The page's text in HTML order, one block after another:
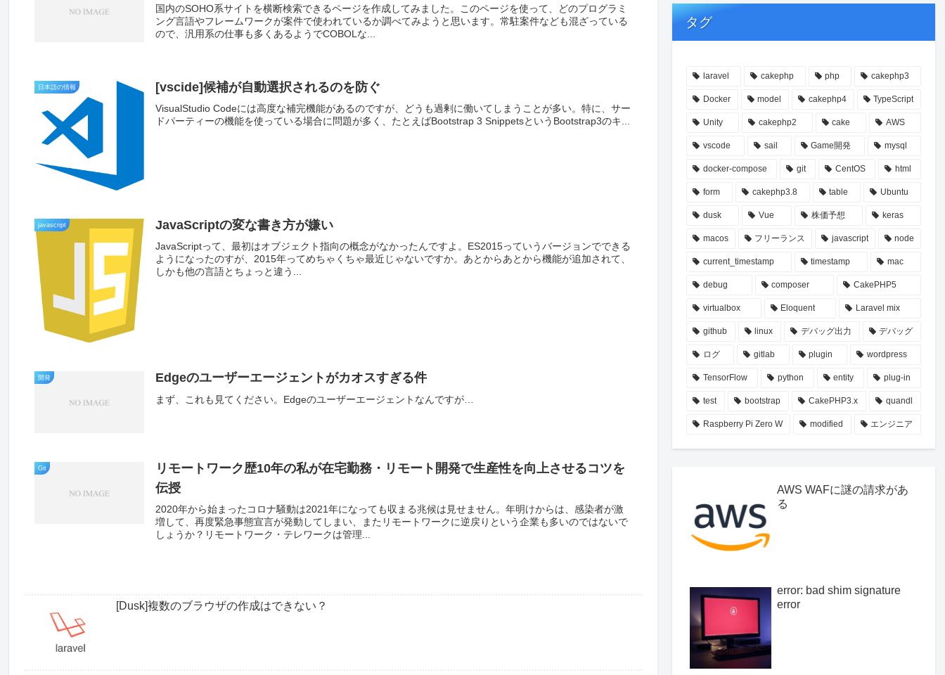
国内のSOHO系サイトを横断検索できるページを作成してみました。このページを使って、どのプログラミ
ング言語やフレームワークが案件で使われているか調べてみようと思います。常駐案件なども混ざっている
ので、汎用系の仕事も多くあるようでCOBOLな...
日本語の情報 [vscide]候補が自動選択されるのを防ぐ
VisualStudio Codeには高度な補完機能があるのですが、どうも過剰に働いてしまうことが多い。特に、サー
ドパーティーの機能を使っている場合に問題が多く、たとえばBootstrap 3 SnippetsというBootstrap3のキ...
javascript JavaScriptの変な書き方が嫌い
JavaScriptって、最初はオブジェクト指向の概念がなかったんですよ。ES2015っていうバージョンでできる
ようになったのすが、2015年ってめちゃくちゃ最近じゃないですか。あとからあとから機能が追加されて、
しかも他の言語とちょっと違う...
開発 Edgeのユーザーエージェントがカオスすぎる件
まず、これも見てください。Edgeのユーザーエージェントなんですが…
Git
リモートワーク歴10年の私が在宅勤務・リモート開発で生産性を向上させるコツを
伝授
2020年から始まったコロナ騒動は2021年になっても収まる兆候は見せません。年明けからは、感染者が激
増して、再度緊急事態宣言が発動してしまい、またリモートワークに逆戻りという企業も多いのではないで
しょうか？リモートワーク・テレワークは管理...
[Dusk]複数のブラウザの作成はできない？
タグ
laravel cakephp php cakephp3
Docker model cakephp4 TypeScript
Unity cakephp2 cake AWS
vscode sail Game開発 mysql
docker-compose git CentOS html
form cakephp3.8 table Ubuntu
dusk Vue 株価予想 keras
macos フリーランス javascript node
current_timestamp timestamp mac
debug composer CakePHP5
virtualbox Eloquent Laravel mix
github linux デバッグ出力 デバッグ
ログ gitlab plugin wordpress
TensorFlow python entity plug-in
test bootstrap CakePHP3.x quandl
Raspberry Pi Zero W modified エンジニア
AWS WAFに謎の請求があ
る
error: bad shim signature
error